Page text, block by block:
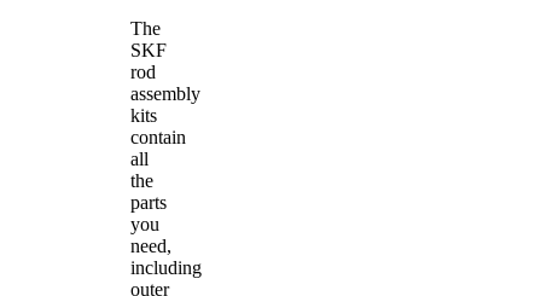
The
SKF
rod
assembly
kits
contain
all
the
parts
you
need,
including
outer